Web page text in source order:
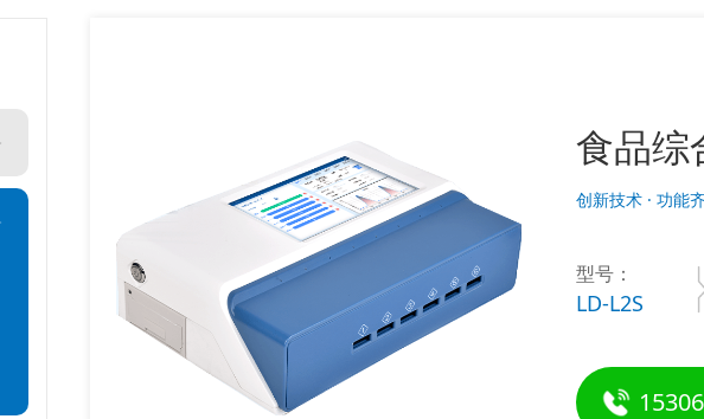
食品综
创新技术 · 功能
型号：
LD-L2S